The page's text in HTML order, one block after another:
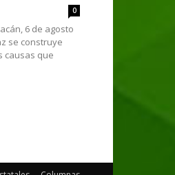
0
6 de agosto
se construye
causas que